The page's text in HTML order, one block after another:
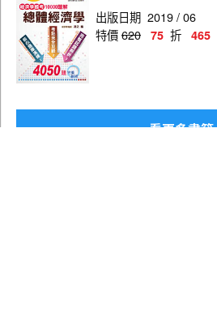
出版日期 2019 / 06
特價620 75 折 465
看更多書籍